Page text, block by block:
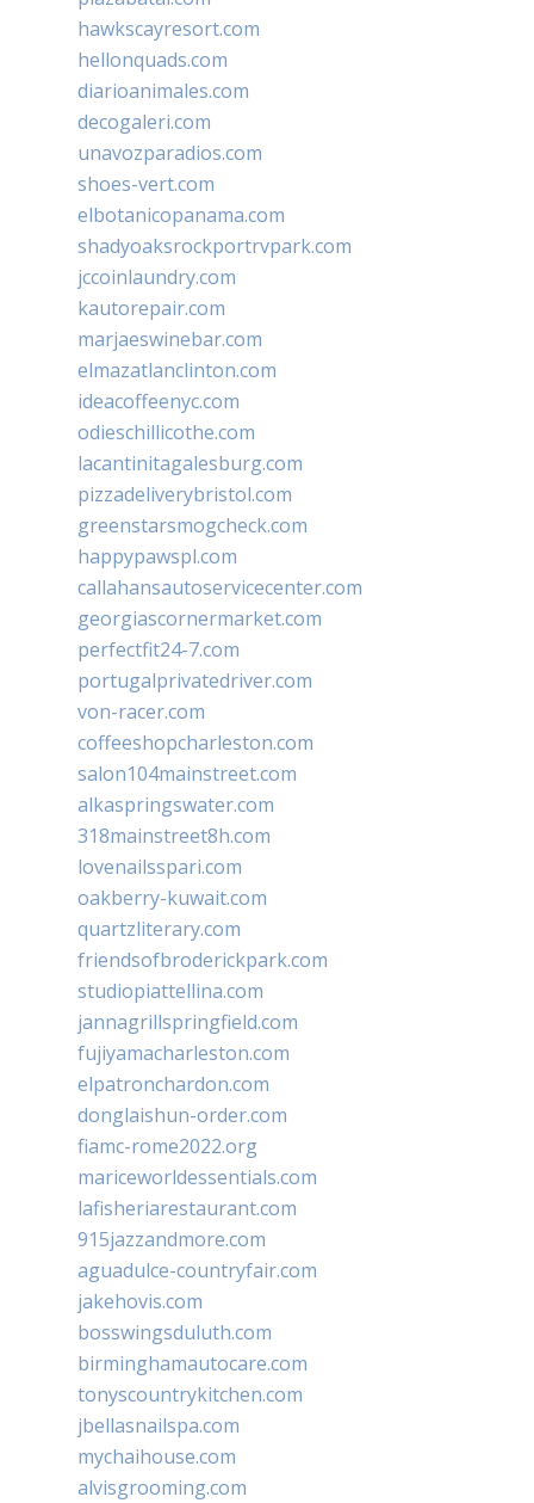
hawkscayresort.com
hellonquads.com
diarioanimales.com
decogaleri.com
unavozparadios.com
shoes-vert.com
elbotanicopanama.com
shadyoaksrockportrvpark.com
jccoinlaundry.com
kautorepair.com
marjaeswinebar.com
elmazatlanclinton.com
ideacoffeenyc.com
odieschillicothe.com
lacantinitagalesburg.com
pizzadeliverybristol.com
greenstarsmogcheck.com
happypawspl.com
callahansautoservicecenter.com
georgiascornermarket.com
perfectfit24-7.com
portugalprivatedriver.com
von-racer.com
coffeeshopcharleston.com
salon104mainstreet.com
alkaspringswater.com
318mainstreet8h.com
lovenailsspari.com
oakberry-kuwait.com
quartzliterary.com
friendsofbroderickpark.com
studiopiattellina.com
jannagrillspringfield.com
fujiyamacharleston.com
elpatronchardon.com
donglaishun-order.com
fiamc-rome2022.org
mariceworldessentials.com
lafisheriarestaurant.com
915jazzandmore.com
aguadulce-countryfair.com
jakehovis.com
bosswingsduluth.com
birminghamautocare.com
tonyscountrykitchen.com
jbellasnailspa.com
mychaihouse.com
alvisgrooming.com